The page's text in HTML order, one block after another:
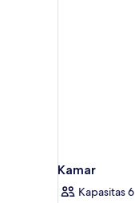
Kamar
Kapasitas 6